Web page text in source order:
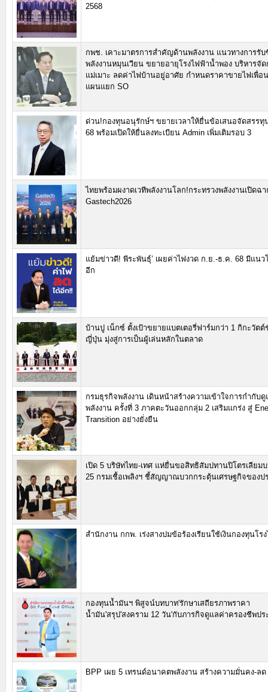
2568
กพช. เคาะมาตรการสำคัญด้านพลังงาน แนวทางการรั
พลังงานหมุนเวียน ขยายอายุโรงไฟฟ้าน้ำพอง บริหารจัด
แม่เมาะ ลดค่าไฟบ้านอยู่อาศัย กำหนดราคาขายไฟเพื่อ
แผนแยก SO
ด่วน!กองทุนอนุรักษ์ฯ ขยายเวลาให้ยื่นข้อเสนอจัดสรรทุ
68 พร้อมเปิดให้ยื่นลงทะเบียน Admin เพิ่มเติมรอบ 3
ไทยพร้อมผงาดเวทีพลังงานโลก!กระทรวงพลังงานเปิดฉา
Gastech2026
แย้มข่าวดี! พีระพันธุ์’ เผยค่าไฟงวด ก.ย.-ธ.ค. 68 มีแนว
อีก
บ้านปู เน็กซ์ ตั้งเป้าขยายแบตเตอรี่ฟาร์มกว่า 1 กิกะวัตต์
ญี่ปุ่น มุ่งสู่การเป็นผู้เล่นหลักในตลาด
กรมธุรกิจพลังงาน เดินหน้าสร้างความเข้าใจการกำกับ
พลังงาน ครั้งที่ 3 ภาคตะวันออกกลุ่ม 2 เสริมแกร่ง สู่
Transition อย่างยั่งยืน
เปิด 5 บริษัทไทย-เทศ แห่ยื่นขอสิทธิสัมปทานปิโตรเลียม
25 กรมเชื้อเพลิงฯ ชี้สัญญาณบวกกระตุ้นเศรษฐกิจของป
สำนักงาน กกพ. เร่งสางปมข้อร้องเรียนใช้เงินกองทุนโร
กองทุนน้ำมันฯ พิสูจน์บทบาท'รักษาเสถียรภาพราคา
น้ำมัน'สรุป'สงคราม 12 วัน'กับภารกิจดูแลค่าครองชีพป
BPP เผย 5 เทรนด์อนาคตพลังงาน สร้างความมั่นคง-ลด